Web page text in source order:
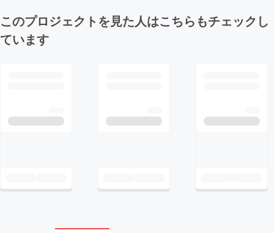
このプロジェクトを見た人はこちらもチェックし
ています